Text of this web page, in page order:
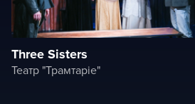
Three Sisters
Театр "Трамтаріе"